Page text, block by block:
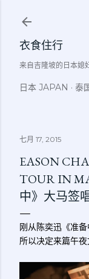
衣食住行
来自吉隆坡的日本
日本 JAPAN 泰
七月 17, 2015
EASON
TOUR IN
中》大马签
刚从陈奕迅《准
所以决定来篇午